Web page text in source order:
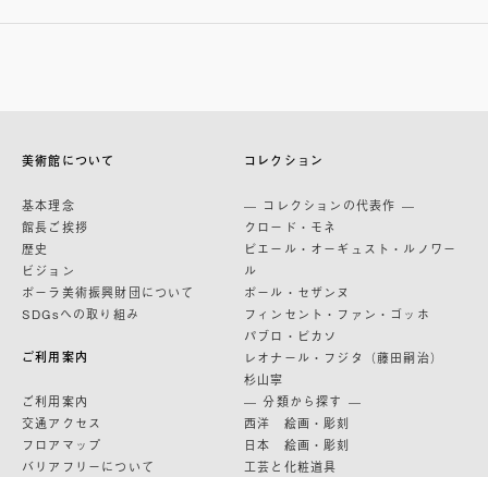
美術館について
基本理念
館長ご挨拶
歴史
ビジョン
ポーラ美術振興財団について
SDGsへの取り組み
ご利用案内
ご利用案内
交通アクセス
フロアマップ
バリアフリーについて
コレクション
— コレクションの代表作 —
クロード・モネ
ピエール・オーギュスト・ルノワー
ル
ポール・セザンヌ
フィンセント・ファン・ゴッホ
パブロ・ピカソ
レオナール・フジタ（藤田嗣治）
杉山寧
— 分類から探す —
西洋 絵画・彫刻
日本 絵画・彫刻
工芸と化粧道具